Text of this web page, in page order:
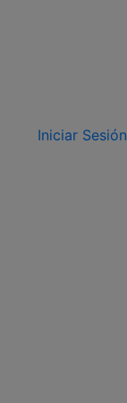
Iniciar Sesión